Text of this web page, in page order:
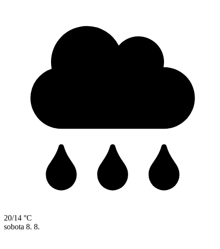
20/14 °C
sobota 8. 8.